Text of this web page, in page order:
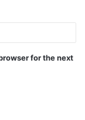
for the next